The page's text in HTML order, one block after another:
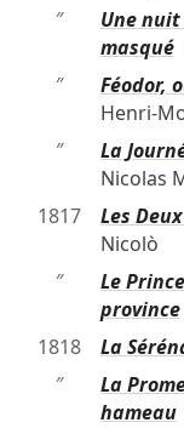
″
Une
masqué
″
Féodor,
Henri-
″
La
Nicolas
1817
Les
Nicolò
″
Le
province
1818
La
″
La
hameau